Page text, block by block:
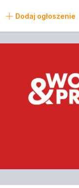
Dodaj ogłoszenie